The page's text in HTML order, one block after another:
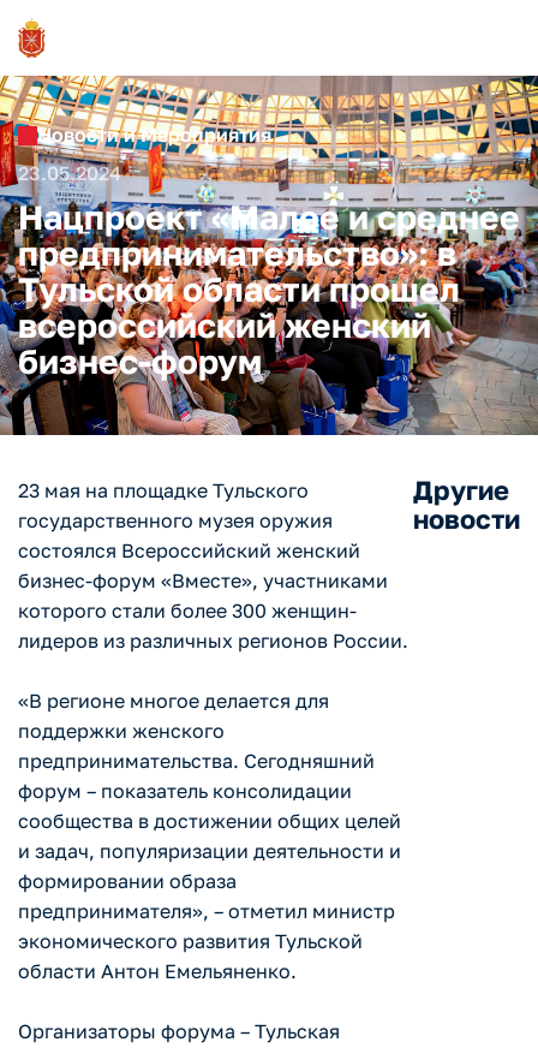
Новости и Мероприятия
23.05.2024
Нацпроект «Малое и среднее
предпринимательство»: в
Тульской области прошел
всероссийский женский
бизнес-форум
23 мая на площадке Тульского
государственного музея оружия
состоялся Всероссийский женский
бизнес-форум «Вместе», участниками
которого стали более 300 женщин-
лидеров из различных регионов России.
«В регионе многое делается для
поддержки женского
предпринимательства. Сегодняшний
форум – показатель консолидации
сообщества в достижении общих целей
и задач, популяризации деятельности и
формировании образа
предпринимателя», – отметил министр
экономического развития Тульской
области Антон Емельяненко.
Организаторы форума – Тульская
Другие
новости